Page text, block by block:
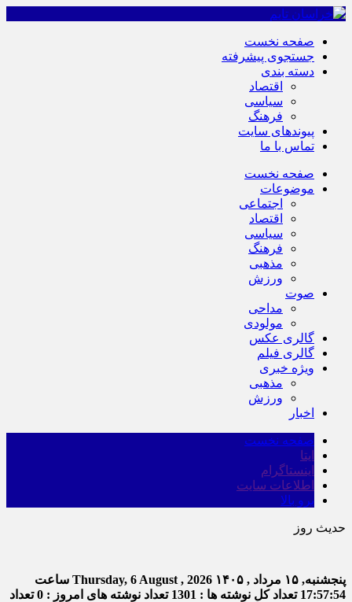
صفحه نخست
جستجوی پیشرفته
دسته بندی
اقتصاد
سیاسی
فرهنگ
پیوندهای سایت
تماس با ما
صفحه نخست
موضوعات
اجتماعی
اقتصاد
سیاسی
فرهنگ
مذهبی
ورزش
صوت
مداحی
مولودی
گالری عکس
گالری فیلم
ویژه خبری
مذهبی
ورزش
اخبار
صفحه نخست
ایتا
اینستاگرام
اطلاعات سایت
برو بالا
حدیث روز
پنجشنبه, ۱۵ مرداد , ۱۴۰۵ Thursday, 6 August , 2026 ساعت
17:57:54 تعداد کل نوشته ها : 1301 تعداد نوشته های امروز : 0
تعداد